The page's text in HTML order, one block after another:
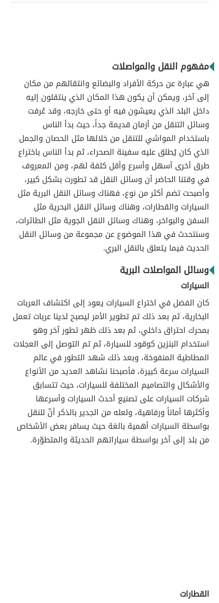
مفهوم النقل والمواصلات
هي عبارة عن حركة الأفراد والبضائع وانتقالهم من مكان
إلى آخر، ويمكن أن يكون هذا المكان الذي ينتقلون إليه
داخل البلد الذي يعيشون فيه أو حتى خارجه، وقد عُرفت
وسائل التنقل من أزمان قديمة جداً، حيث بدأ الناس
باستخدام المواشي للتنقل من خلالها مثل الحصان والجمل
الذي كان يُطلق عليه سفينة الصحراء، ثم بدأ الناس باختراع
طرق أخرى أسهل وأسرع وأقل كلفة لهم، ومن المعروف
في وقتنا الحاضر أن وسائل النقل قد تطورت بشكل كبير،
وأصبحت تضم أكثر من نوع، فهناك وسائل النقل البرية مثل
السيارات والقطارات، وهناك وسائل النقل البحرية مثل
السفن والبواخر، وهناك وسائل النقل الجوية مثل الطائرات،
وسنتحدث في هذا الموضوع عن مجموعة من وسائل النقل
الحديث فيما يتعلق بالنقل البري.
وسائل المواصلات البرية
السيارات
كان الفضل في اختراع السيارات يعود إلى اكتشاف العربات
البخارية، ثم بعد ذلك تم تطوير الأمر ليصبح لدينا عربات تعمل
بمحرك احتراق داخلي، ثم بعد ذلك ظهر تطور آخر وهو
استخدام البنزين كوقود للسيارة، ثم تم التوصل إلى العجلات
المطاطية المنفوخة، وبعد ذلك شهد التطور في عالم
السيارات سرعة كبيرة، فأصبحنا نشاهد العديد من الأنواع
والأشكال والتصاميم المختلفة للسيارات، حيث تتسابق
شركات السيارات على تصنيع أحدث السيارات وأسرعها
وأكثرها أماناً ورفاهية، ولعله من الجدير بالذكر أنّ للنقل
بواسطة السيارات أهمية بالغة حيث يسافر بعض الأشخاص
من بلد إلى آخر بواسطة سياراتهم الحديثة والمتطوّرة.
القطارات